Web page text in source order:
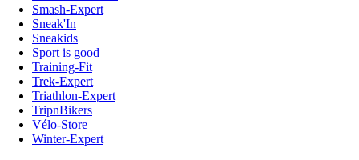
Smash-Expert
Sneak'In
Sneakids
Sport is good
Training-Fit
Trek-Expert
Triathlon-Expert
TripnBikers
Vélo-Store
Winter-Expert